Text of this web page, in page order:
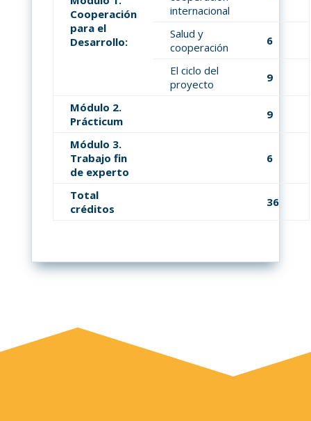
Cooperación
para el
Desarrollo:
internacional
Salud y
cooperación
6
El ciclo del
proyecto
9
Módulo 2.
Prácticum
9
Módulo 3.
Trabajo fin
de experto
6
Total
créditos
36